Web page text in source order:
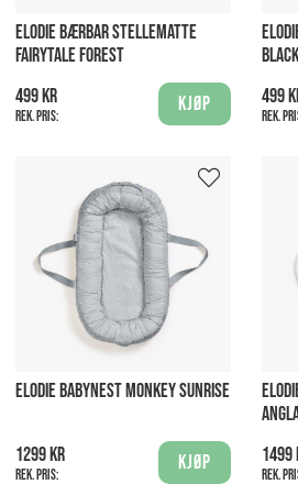
ELODIE BÆRBAR STELLEMATTE
FAIRYTALE FOREST
499 kr
Rek. pris:
Kjøp
BLACK
499
Rek.
ELODIE BABYNEST MONKEY SUNRISE
1299 kr
Rek. pris:
Kjøp
Rek.